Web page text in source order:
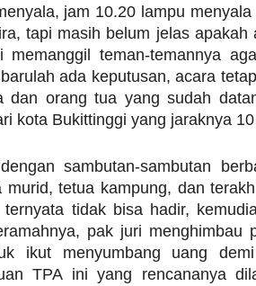
jam 10.20 lampu
tapi masih belum jelas apakah
memanggil teman-temannya
ada keputusan, acara
dan orang tua yang sudah
kota Bukittinggi yang jaraknya
sambutan-sambutan
murid, tetua kampung, dan
tidak bisa hadir,
pak juri menghimbau
ikut menyumbang uang
TPA ini yang rencananya